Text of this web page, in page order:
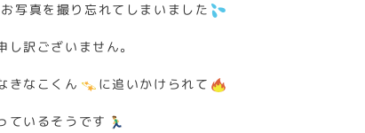
写真を撮り忘れてしまいました
し訳ございません。
きなこくん に追いかけられて
ているそうです